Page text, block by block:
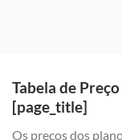
Tabela de
[page_title]
Os preços dos